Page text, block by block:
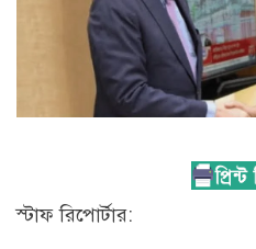
স্টাফ রিপোর্টার: